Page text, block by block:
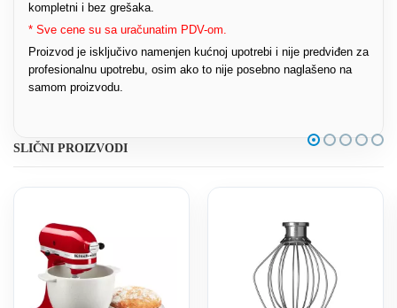
kompletni i bez grešaka.
* Sve cene su sa uračunatim PDV-om.
Proizvod je isključivo namenjen kućnoj upotrebi i nije predviđen za
profesionalnu upotrebu, osim ako to nije posebno naglašeno na
samom proizvodu.
SLIČNI PROIZVODI